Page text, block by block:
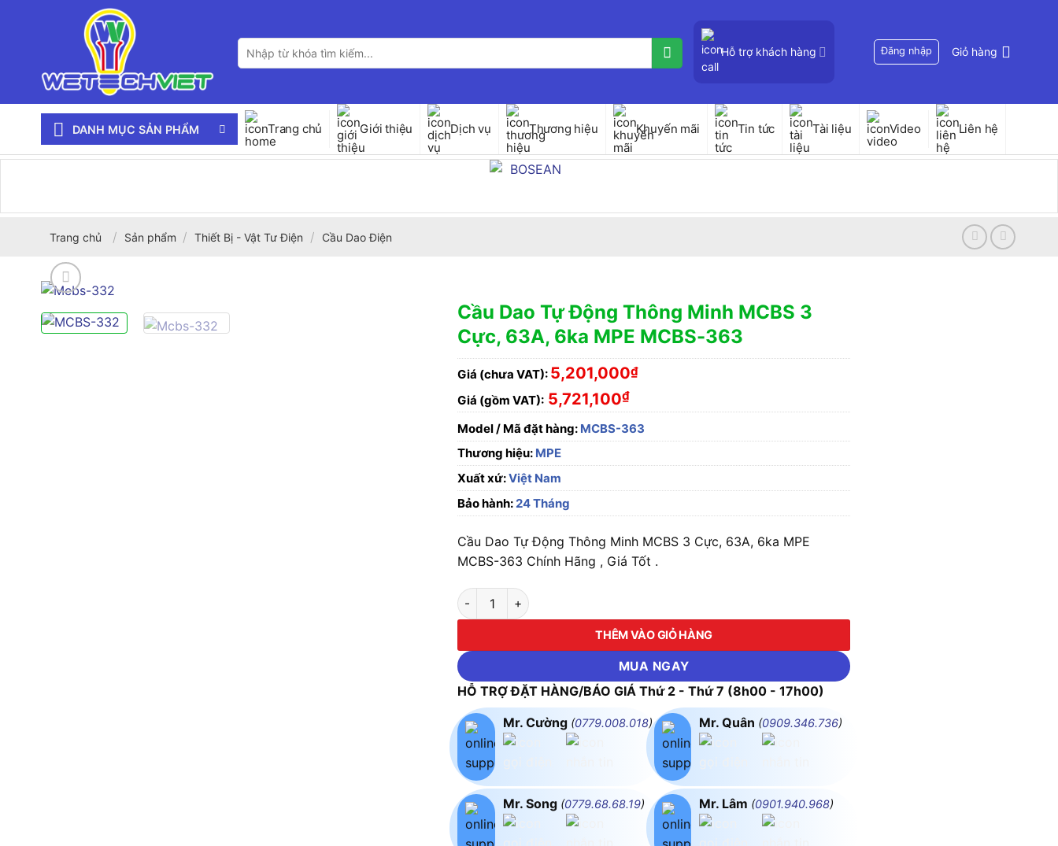
Tìm
kiếm:
Hỗ trợ khách hàng Đăng nhập Giỏ hàng
DANH MỤC SẢN PHẨM Trang chủ Giới thiệu Dịch vụ Thương hiệu Khuyến mãi Tin tức Tài liệu Video Liên hệ
Trang chủ / Sản phẩm / Thiết Bị - Vật Tư Điện / Cầu Dao Điện
Cầu Dao Tự Động Thông Minh MCBS 3
Cực, 63A, 6ka MPE MCBS-363
Giá (chưa VAT): 5,201,000₫
Giá (gồm VAT): 5,721,100₫
Model / Mã đặt hàng: MCBS-363
Thương hiệu: MPE
Xuất xứ:Việt Nam
Bảo hành:24 Tháng
Cầu Dao Tự Động Thông Minh MCBS 3 Cực, 63A, 6ka MPE
MCBS-363 Chính Hãng , Giá Tốt .
Cầu Dao Tự Động Thông Minh MCBS 3 Cực, 63A, 6ka MPE MCBS-363 số lượng
THÊM VÀO GIỎ HÀNG
MUA NGAY
HỖ TRỢ ĐẶT HÀNG/BÁO GIÁ Thứ 2 - Thứ 7 (8h00 - 17h00)
Mr. Cường (0779.008.018)
Mr. Song (0779.68.68.19)
Mr. Quân (0909.346.736)
Mr. Lâm (0901.940.968)